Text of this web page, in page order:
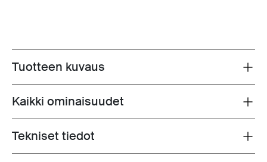
Toggle overview
Tuotteen kuvaus
Toggle features
Kaikki ominaisuudet
Toggle techspec
Tekniset tiedot